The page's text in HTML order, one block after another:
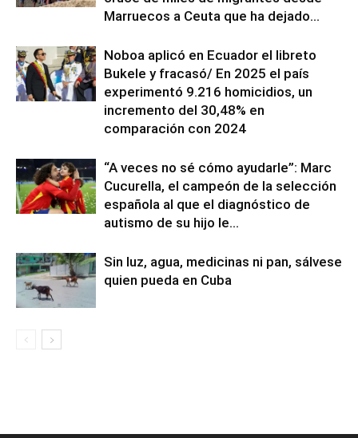
Marruecos a Ceuta que ha dejado...
Noboa aplicó en Ecuador el libreto
Bukele y fracasó/ En 2025 el país
experimentó 9.216 homicidios, un
incremento del 30,48% en
comparación con 2024
“A veces no sé cómo ayudarle”: Marc
Cucurella, el campeón de la selección
española al que el diagnóstico de
autismo de su hijo le...
Sin luz, agua, medicinas ni pan, sálvese
quien pueda en Cuba